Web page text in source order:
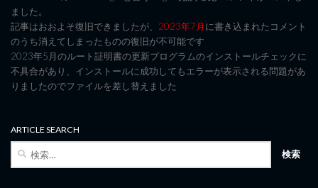
ました。
記事はおおよそ復旧できましたが、 2023年7月に書き込まれたコメント
のうち消えてしまったものの復旧が不可能です
2023年5月のルート証明書の更新プログラムのインストールチェックに
不具合があり、インストールに成功してもエラーが表示される問題があ
りましたのでファイルを差し替えました
ARTICLE SEARCH